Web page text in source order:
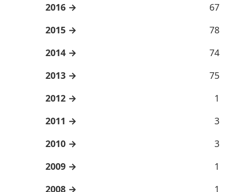
2016
67
2015
78
2014
74
2013
75
2012
1
2011
3
2010
3
2009
1
2008
1